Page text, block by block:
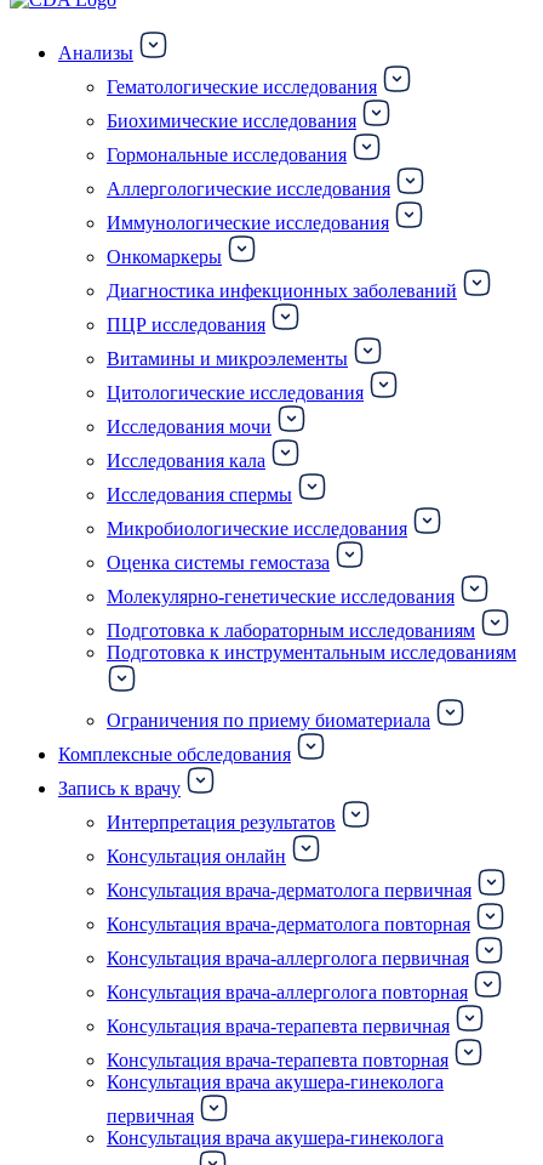
Анализы
Гематологические исследования
Биохимические исследования
Гормональные исследования
Аллергологические исследования
Иммунологические исследования
Онкомаркеры
Диагностика инфекционных заболеваний
ПЦР исследования
Витамины и микроэлементы
Цитологические исследования
Исследования мочи
Исследования кала
Исследования спермы
Микробиологические исследования
Оценка системы гемостаза
Молекулярно-генетические исследования
Подготовка к лабораторным исследованиям
Подготовка к инструментальным исследованиям
Ограничения по приему биоматериала
Комплексные обследования
Запись к врачу
Интерпретация результатов
Консультация онлайн
Консультация врача-дерматолога первичная
Консультация врача-дерматолога повторная
Консультация врача-аллерголога первичная
Консультация врача-аллерголога повторная
Консультация врача-терапевта первичная
Консультация врача-терапевта повторная
Консультация врача акушера-гинеколога
первичная
Консультация врача акушера-гинеколога